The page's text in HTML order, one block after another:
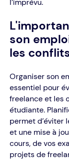
son
les
Organiser son
essentiel pour
freelance et les
étudiante.
permet d’éviter
et une mise à
cours, de vos
projets de